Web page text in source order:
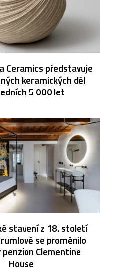
Ceramics představuje
keramických děl
5 000 let
stavení z 18. století
se proměnilo
Clementine
House